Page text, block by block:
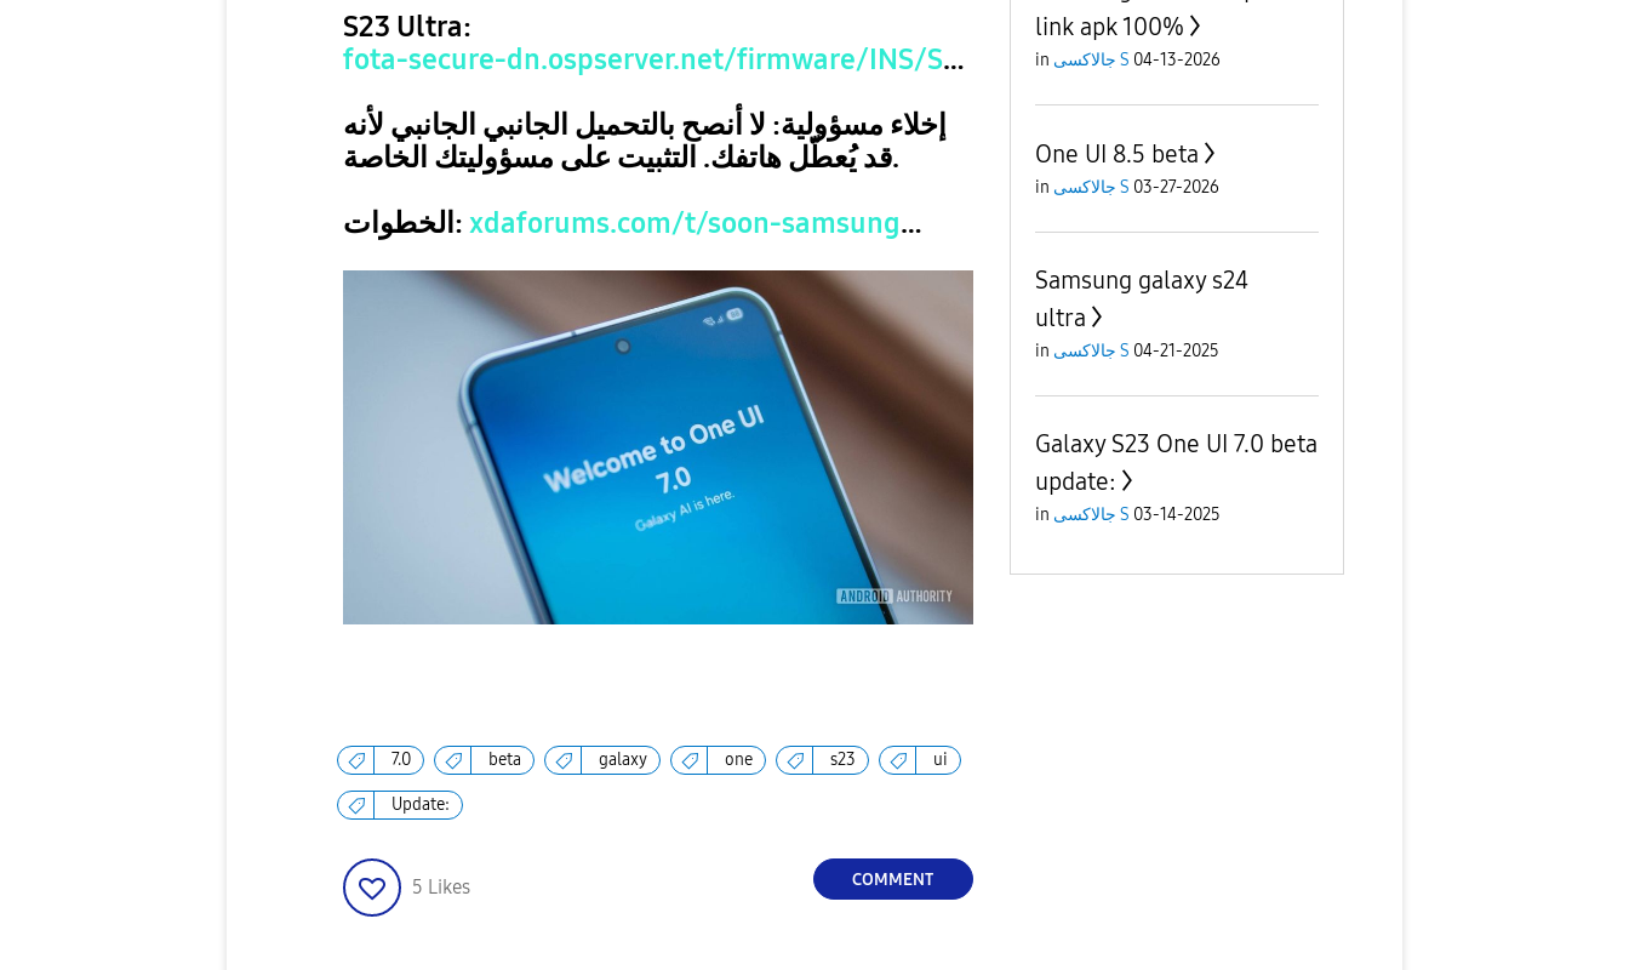
S23 Ultra:
fota-secure-dn.ospserver.net/firmware/INS/S…
إخلاء مسؤولية: لا أنصح بالتحميل الجانبي الجانبي لأنه
قد يُعطّل هاتفك. التثبيت على مسؤوليتك الخاصة.
الخطوات: xdaforums.com/t/soon-samsung…
7.0 beta galaxy one s23 ui
Update:
5 Likes COMMENT
link apk 100%
in جالاكسى S 04-13-2026
One UI 8.5 beta
in جالاكسى S 03-27-2026
Samsung galaxy s24
ultra
in جالاكسى S 04-21-2025
Galaxy S23 One UI 7.0 beta
update:
in جالاكسى S 03-14-2025